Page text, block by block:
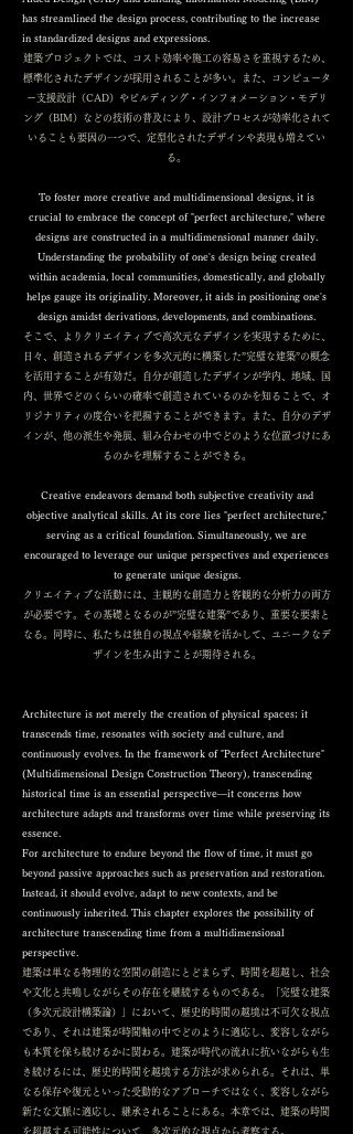
has streamlined the design process, contributing to the increase
in standardized designs and expressions.
建築プロジェクトでは、コスト効率や施工の容易さを重視するため、
標準化されたデザインが採用されることが多い。また、コンピュータ
ー支援設計（CAD）やビルディング・インフォメーション・モデリ
ング（BIM）などの技術の普及により、設計プロセスが効率化されて
いることも要因の一つで、定型化されたデザインや表現も増えてい
る。
To foster more creative and multidimensional designs, it is
crucial to embrace the concept of "perfect architecture," where
designs are constructed in a multidimensional manner daily.
Understanding the probability of one's design being created
within academia, local communities, domestically, and globally
helps gauge its originality. Moreover, it aids in positioning one's
design amidst derivations, developments, and combinations.
そこで、よりクリエイティブで高次元なデザインを実現するために、
日々、創造されるデザインを多次元的に構築した”完璧な建築”の概念
を活用することが有効だ。自分が創造したデザインが学内、地域、国
内、世界でどのくらいの確率で創造されているのかを知ることで、オ
リジナリティの度合いを把握することができます。また、自分のデザ
インが、他の派生や発展、組み合わせの中でどのような位置づけにあ
るのかを理解することができる。
Creative endeavors demand both subjective creativity and
objective analytical skills. At its core lies "perfect architecture,"
serving as a critical foundation. Simultaneously, we are
encouraged to leverage our unique perspectives and experiences
to generate unique designs.
クリエイティブな活動には、主観的な創造力と客観的な分析力の両方
が必要です。その基礎となるのが”完璧な建築”であり、重要な要素と
なる。同時に、私たちは独自の視点や経験を活かして、ユニークなデ
ザインを生み出すことが期待される。
Architecture is not merely the creation of physical spaces; it
transcends time, resonates with society and culture, and
continuously evolves. In the framework of "Perfect Architecture"
(Multidimensional Design Construction Theory), transcending
historical time is an essential perspective—it concerns how
architecture adapts and transforms over time while preserving its
essence.
For architecture to endure beyond the flow of time, it must go
beyond passive approaches such as preservation and restoration.
Instead, it should evolve, adapt to new contexts, and be
continuously inherited. This chapter explores the possibility of
architecture transcending time from a multidimensional
perspective.
建築は単なる物理的な空間の創造にとどまらず、時間を超越し、社会
や文化と共鳴しながらその存在を継続するものである。「完璧な建築
（多次元設計構築論）」において、歴史的時間の越境は不可欠な視点
であり、それは建築が時間軸の中でどのように適応し、変容しながら
も本質を保ち続けるかに関わる。建築が時代の流れに抗いながらも生
き続けるには、歴史的時間を越境する方法が求められる。それは、単
なる保存や復元といった受動的なアプローチではなく、変容しながら
新たな文脈に適応し、継承されることにある。本章では、建築の時間
を超越する可能性について、多次元的な視点から考察する。